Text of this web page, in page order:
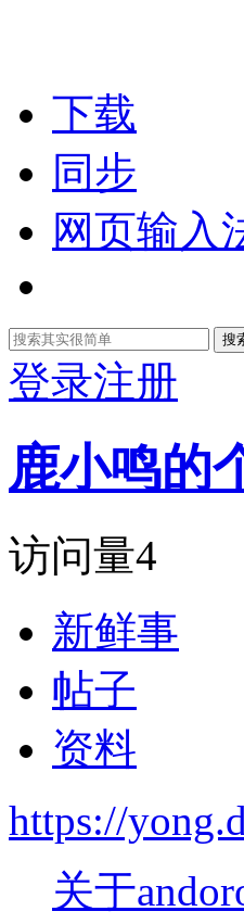
下载
同步
网页输入
搜
登录注册
鹿小鸣的
访问量4
新鲜事
帖子
资料
https://
关于